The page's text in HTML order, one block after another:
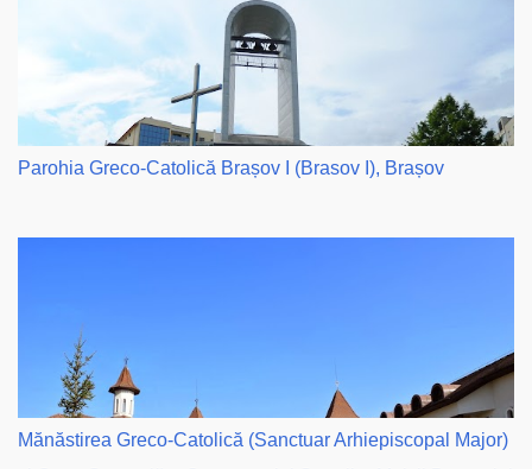
Parohia Greco-Catolică Brașov I (Brasov I), Brașov
Mănăstirea Greco-Catolică (Sanctuar Arhiepiscopal Major)